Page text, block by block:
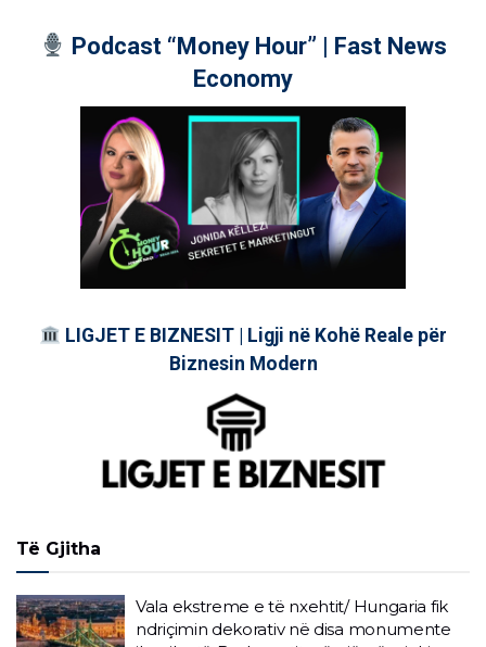
Podcast “Money Hour” | Fast News
Economy
LIGJET E BIZNESIT | Ligji në Kohë Reale për
Biznesin Modern
Të Gjitha
Vala ekstreme e të nxehtit/ Hungaria fik
ndriçimin dekorativ në disa monumente